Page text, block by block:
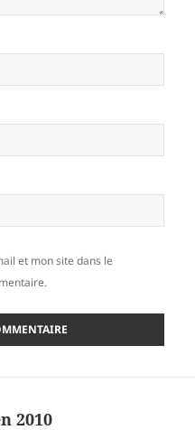
et mon site dans le
2010